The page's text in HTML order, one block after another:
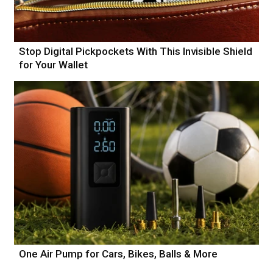
Stop Digital Pickpockets With This Invisible Shield
for Your Wallet
One Air Pump for Cars, Bikes, Balls & More